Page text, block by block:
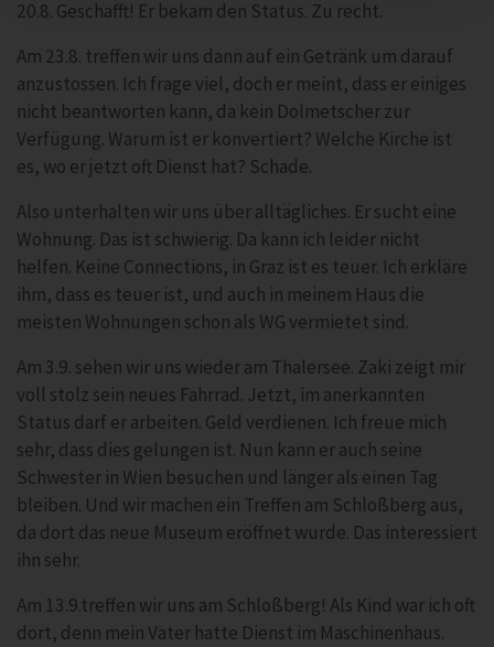
20.8. Geschafft! Er bekam den Status. Zu recht.
Am 23.8. treffen wir uns dann auf ein Getränk um darauf
anzustossen. Ich frage viel, doch er meint, dass er einiges
nicht beantworten kann, da kein Dolmetscher zur
Verfügung. Warum ist er konvertiert? Welche Kirche ist
es, wo er jetzt oft Dienst hat? Schade.
Also unterhalten wir uns über alltägliches. Er sucht eine
Wohnung. Das ist schwierig. Da kann ich leider nicht
helfen. Keine Connections, in Graz ist es teuer. Ich erkläre
ihm, dass es teuer ist, und auch in meinem Haus die
meisten Wohnungen schon als WG vermietet sind.
Am 3.9. sehen wir uns wieder am Thalersee. Zaki zeigt mir
voll stolz sein neues Fahrrad. Jetzt, im anerkannten
Status darf er arbeiten. Geld verdienen. Ich freue mich
sehr, dass dies gelungen ist. Nun kann er auch seine
Schwester in Wien besuchen und länger als einen Tag
bleiben. Und wir machen ein Treffen am Schloßberg aus,
da dort das neue Museum eröffnet wurde. Das interessiert
ihn sehr.
Am 13.9.treffen wir uns am Schloßberg! Als Kind war ich oft
dort, denn mein Vater hatte Dienst im Maschinenhaus.